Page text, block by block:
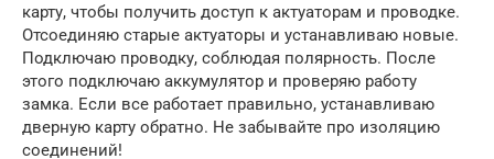
карту, чтобы получить доступ к актуаторам и проводке.
Отсоединяю старые актуаторы и устанавливаю новые.
Подключаю проводку, соблюдая полярность. После
этого подключаю аккумулятор и проверяю работу
замка. Если все работает правильно, устанавливаю
дверную карту обратно. Не забывайте про изоляцию
соединений!